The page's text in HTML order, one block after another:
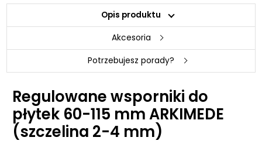
Opis produktu
Akcesoria
Potrzebujesz porady?
Regulowane wsporniki do
płytek 60-115 mm ARKIMEDE
(szczelina 2-4 mm)